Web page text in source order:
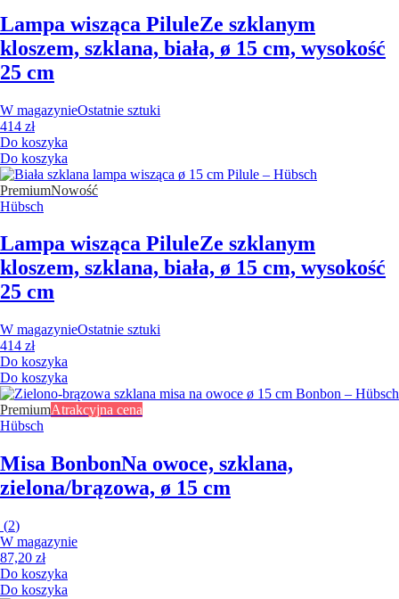
Lampa wisząca PiluleZe szklanym
kloszem, szklana, biała, ø 15 cm, wysokość
25 cm
W magazynieOstatnie sztuki
414 zł
Do koszyka
Do koszyka
PremiumNowość
Hübsch
Lampa wisząca PiluleZe szklanym
kloszem, szklana, biała, ø 15 cm, wysokość
25 cm
W magazynieOstatnie sztuki
414 zł
Do koszyka
Do koszyka
PremiumAtrakcyjna cena
Hübsch
Misa BonbonNa owoce, szklana,
zielona/brązowa, ø 15 cm
(2)
W magazynie
87,20 zł
Do koszyka
Do koszyka